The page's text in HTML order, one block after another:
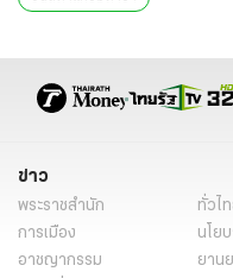
ข่าว
พระราชสำนัก ทั่วไ
การเมือง
นโย
อาชญากรรม
ยาน